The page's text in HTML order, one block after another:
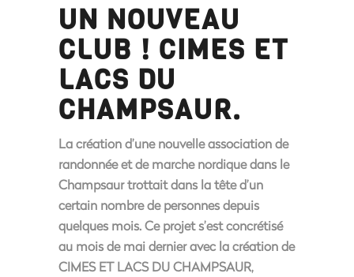
UN NOUVEAU
CLUB ! CIMES ET
LACS DU
CHAMPSAUR.
La création d’une nouvelle association de
randonnée et de marche nordique dans le
Champsaur trottait dans la tête d’un
certain nombre de personnes depuis
quelques mois. Ce projet s’est concrétisé
au mois de mai dernier avec la création de
CIMES ET LACS DU CHAMPSAUR,